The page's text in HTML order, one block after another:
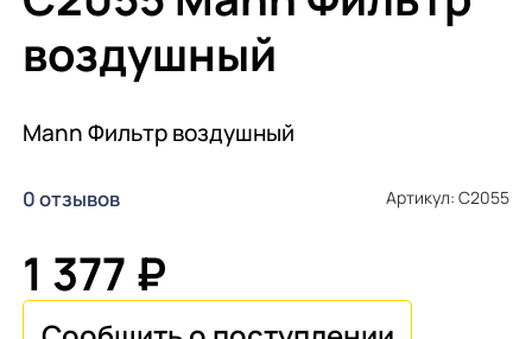
воздушный
Mann Фильтр воздушный
0 отзывов Артикул: C2055
1 377 ₽